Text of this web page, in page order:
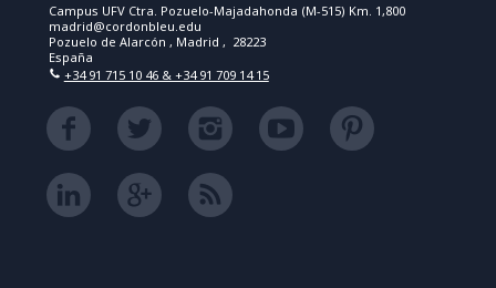
Campus UFV Ctra. Pozuelo-Majadahonda (M-515) Km. 1,800
madrid@cordonbleu.edu
Pozuelo de Alarcón , Madrid , 28223
España
+34 91 715 10 46 & +34 91 709 14 15